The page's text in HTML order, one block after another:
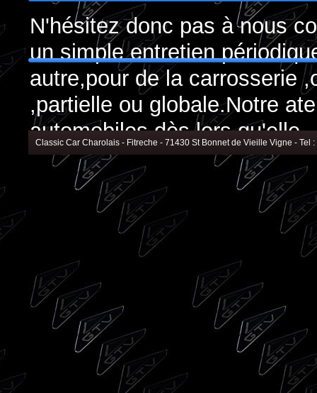
N'hésitez donc pas à nous
un simple entretien
autre,pour de la carrosserie
,partielle ou globale.Notre
automobiles dès lors qu'elle
est d'après 1940/50.Une
coordonnées sont en haut
d'informations.
Classic Car Charolais - Fitreche - 71430 St Bonnet de Vieille Vigne - Tel